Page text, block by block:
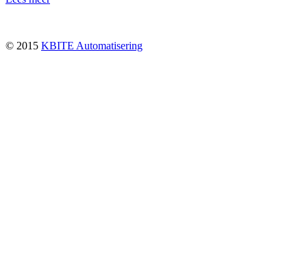
© 2015 KBITE Automatisering